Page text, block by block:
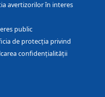
avertizorilor în interes
public
de protecția privind
confidențialității